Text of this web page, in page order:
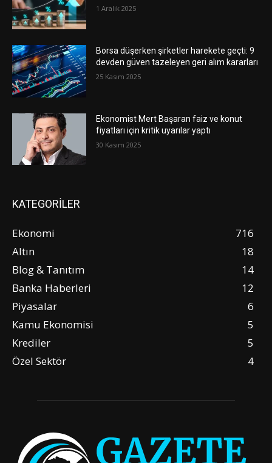
1 Aralık 2025
Borsa düşerken şirketler harekete geçti: 9
devden güven tazeleyen geri alım kararları
25 Kasım 2025
Ekonomist Mert Başaran faiz ve konut
fiyatları için kritik uyarılar yaptı
30 Kasım 2025
KATEGORİLER
Ekonomi
716
Altın
18
Blog & Tanıtım
14
Banka Haberleri
12
Piyasalar
6
Kamu Ekonomisi
5
Krediler
5
Özel Sektör
4